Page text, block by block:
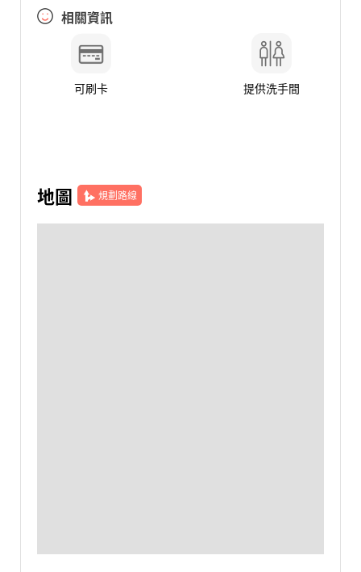
相關資訊
可刷卡 提供洗手間
地圖 規劃路線